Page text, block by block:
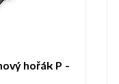
hořák P -